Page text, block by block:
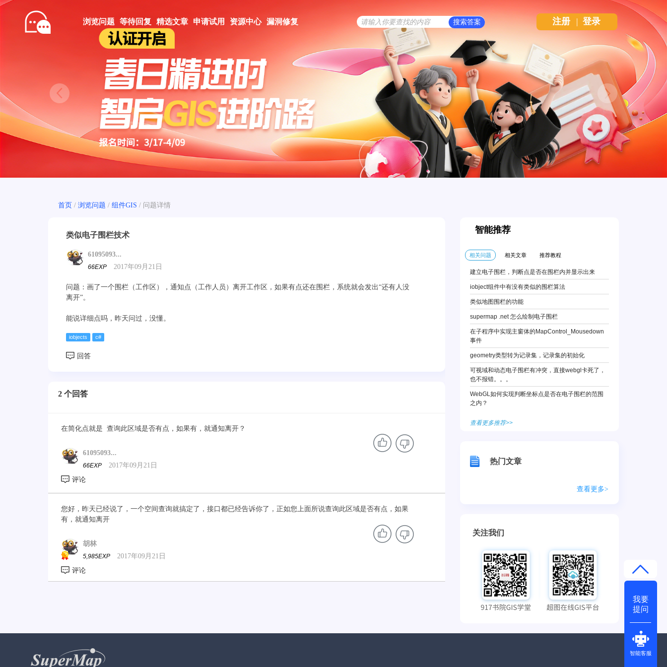
Next
Prev
浏览问题 等待回复 精选文章 申请试用 资源中心 漏洞修复 注册 | 登录
我要
提问
智能客服
首页 / 浏览问题 / 组件GIS / 问题详情
类似电子围栏技术
61095093...
66EXP 2017年09月21日
问题：画了一个围栏（工作区），通知点（工作人员）离开工作区，如果有点还在围栏，系统就会发出“还有人没
离开”。
能说详细点吗，昨天问过，没懂。
iobjects c#
2 个回答
在简化点就是 查询此区域是否有点，如果有，就通知离开？
61095093...
66EXP 2017年09月21日
您好，昨天已经说了，一个空间查询就搞定了，接口都已经告诉你了，正如您上面所说查询此区域是否有点，如果
有，就通知离开
胡林
5,985EXP 2017年09月21日
智能推荐
相关问题 相关文章 推荐教程
建立电子围栏，判断点是否在围栏内并显示出来
iobject组件中有没有类似的围栏算法
类似地图围栏的功能
supermap .net 怎么绘制电子围栏
在子程序中实现主窗体的MapControl_Mousedown
事件
geometry类型转为记录集，记录集的初始化
可视域和动态电子围栏有冲突，直接webgl卡死了，
也不报错。。。
WebGL如何实现判断坐标点是否在电子围栏的范围
之内？
查看更多推荐>>
热门文章
查看更多>
关注我们